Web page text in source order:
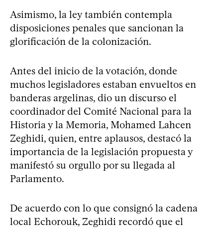
Asimismo, la ley también contempla
disposiciones penales que sancionan la
glorificación de la colonización.
Antes del inicio de la votación, donde
muchos legisladores estaban envueltos en
banderas argelinas, dio un discurso el
coordinador del Comité Nacional para la
Historia y la Memoria, Mohamed Lahcen
Zeghidi, quien, entre aplausos, destacó la
importancia de la legislación propuesta y
manifestó su orgullo por su llegada al
Parlamento.
De acuerdo con lo que consignó la cadena
local Echorouk, Zeghidi recordó que el